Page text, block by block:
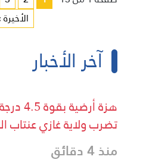
آخر الأخبار
هزة
تضرب ولاية غازي عنتاب
منذ 4 دقائق